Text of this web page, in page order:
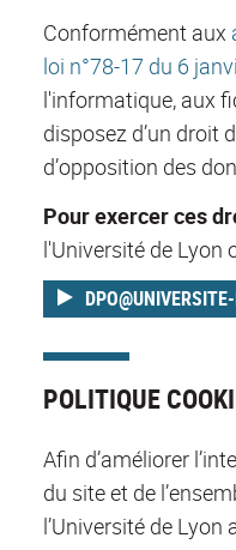
Conformément aux
loi n°78-17 du 6
l'informatique, aux
disposez d’un droit
d’opposition des
Pour exercer ces
l'Université de Lyon
POLITIQUE
Afin d’améliorer
du site et de
l’Université de